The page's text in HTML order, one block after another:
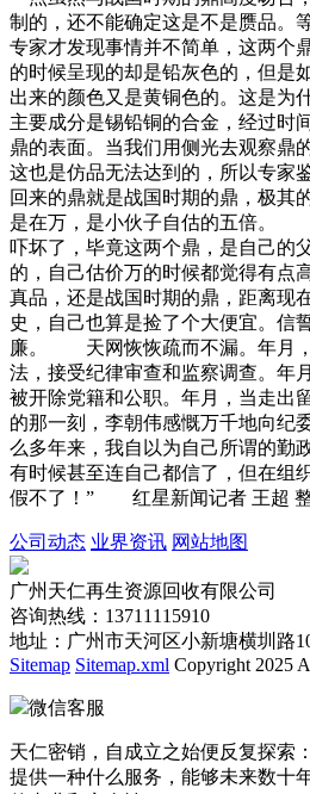
制的，还不能确定这是不是赝品。
专家才发现事情并不简单，这两个
的时候呈现的却是铅灰色的，但是
出来的颜色又是黄铜色的。这
主要成分是锡铅铜的合金，经过时
鼎的表面。当我们用侧光去观察鼎
这也是仿品无法达到的，所以专家
回来的鼎就是战国时期的鼎，极其
是在万，是小伙子自估的五倍
吓坏了，毕竟这两个鼎，是自己的
的，自己估价万的时候都觉得有点
真品，还是战国时期的鼎，距离现
史，自己也算是捡了个大便宜。信
廉。 天网恢恢疏而不漏。年月，
法，接受纪律审查和监察调查。年
被开除党籍和公职。年月，当走出
的那一刻，李朝伟感慨万千地向纪
么多年来，我自以为自己所谓的勤
有时候甚至连自己都信了，但在组
假不了！” 红星新闻记者 王超
公司动态 业界资讯 网站地图
广州天仁再生资源回收有限公司
咨询热线：13711115910
地址：广州市天河区小新塘横圳路
Sitemap Sitemap.xml Copyright 2025
微信客服
天仁密销，自成立之始便反复探索：
提供一种什么服务，能够未来数十